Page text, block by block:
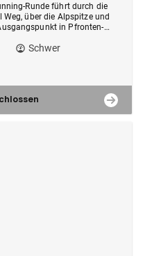
Runde führt durch die
über die Alpspitze und
in Pfronten-
Schwer